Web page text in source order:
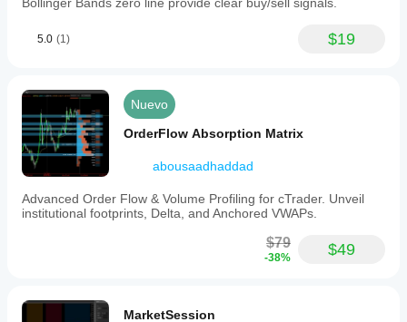
5.0 (1) $19
Nuevo
OrderFlow Absorption Matrix
abousaadhaddad
Advanced Order Flow & Volume Profiling for cTrader. Unveil
institutional footprints, Delta, and Anchored VWAPs.
$79
-38% $49
MarketSession